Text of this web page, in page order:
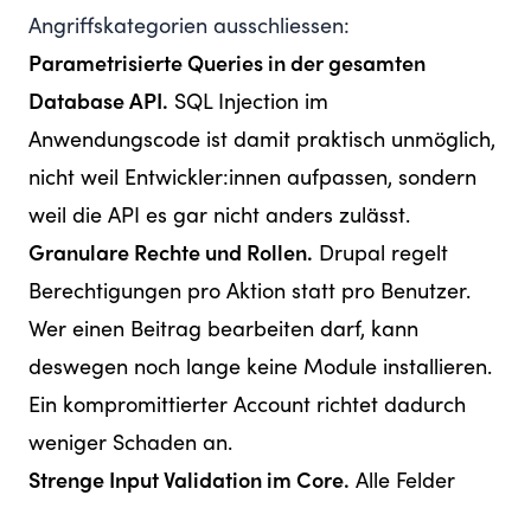
Angriffskategorien ausschliessen:
Parametrisierte Queries in der gesamten
Database API. SQL Injection im
Anwendungscode ist damit praktisch unmöglich,
nicht weil Entwickler:innen aufpassen, sondern
weil die API es gar nicht anders zulässt.
Granulare Rechte und Rollen. Drupal regelt
Berechtigungen pro Aktion statt pro Benutzer.
Wer einen Beitrag bearbeiten darf, kann
deswegen noch lange keine Module installieren.
Ein kompromittierter Account richtet dadurch
weniger Schaden an.
Strenge Input Validation im Core. Alle Felder